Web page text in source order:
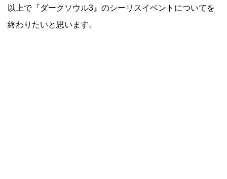
以上で『ダークソウル3』のシーリスイベントについてを
終わりたいと思います。